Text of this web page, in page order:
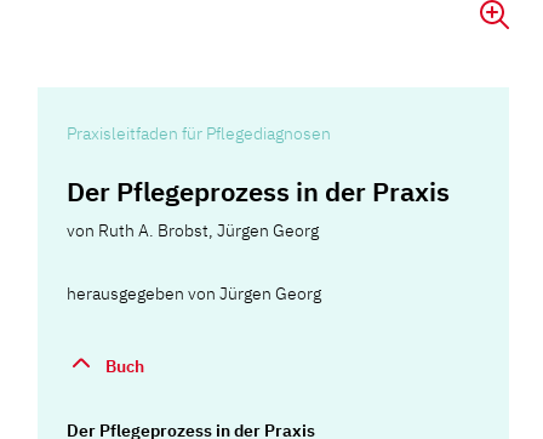
Praxisleitfaden für Pflegediagnosen
Der Pflegeprozess in der Praxis
von Ruth A. Brobst,Jürgen Georg
herausgegeben von Jürgen Georg
Buch
Der Pflegeprozess in der Praxis